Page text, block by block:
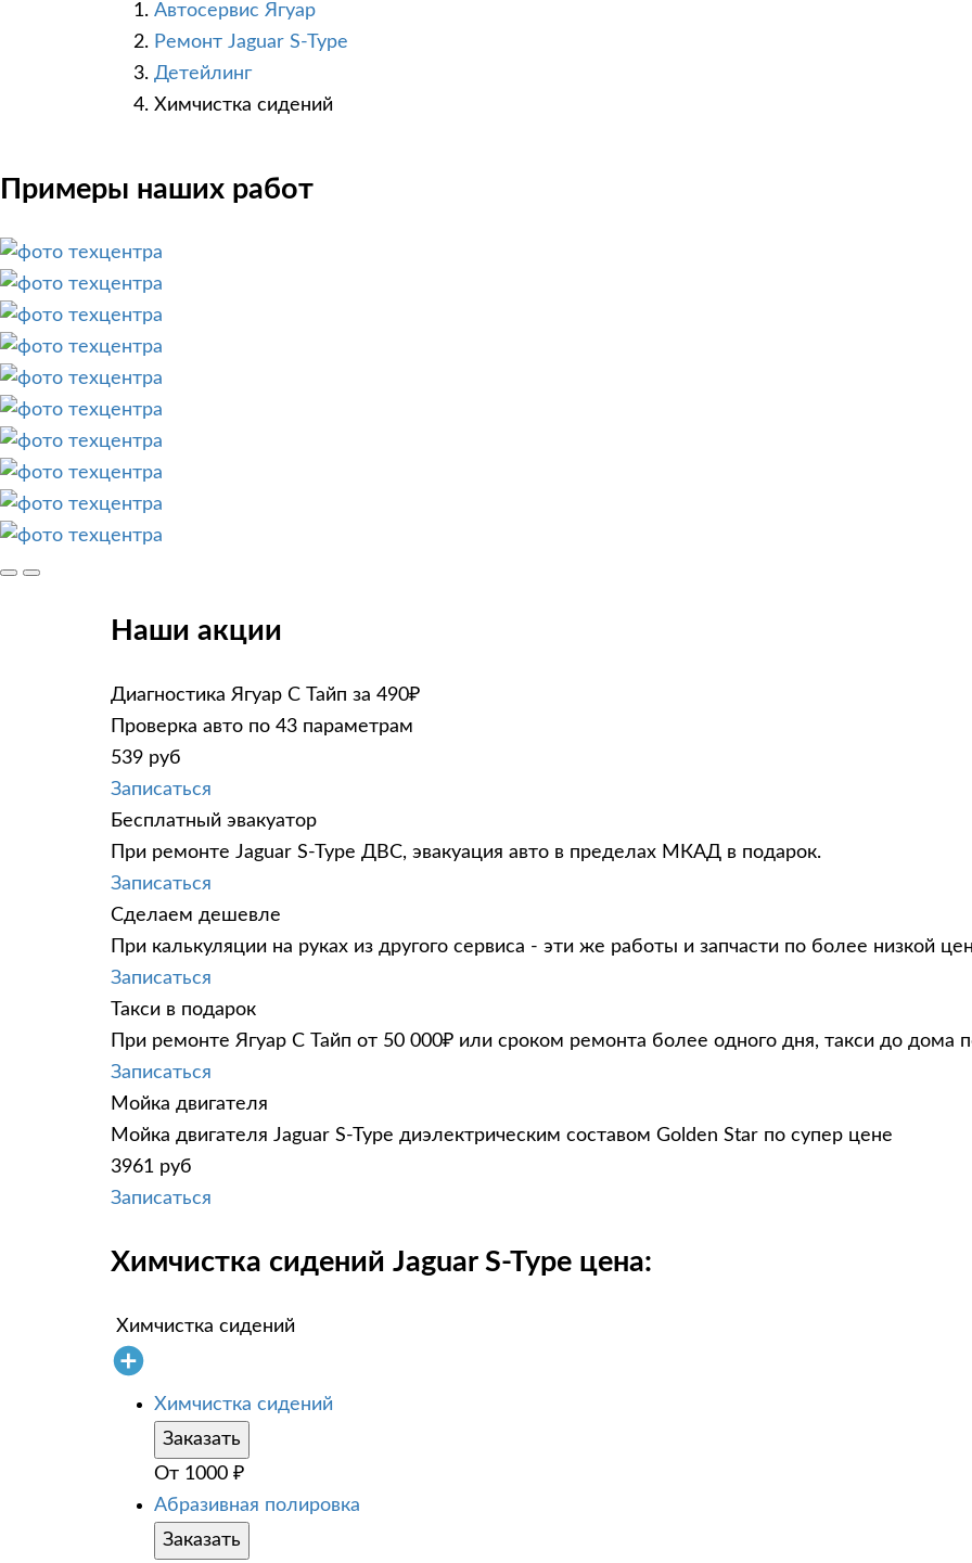
Автосервис Ягуар
Ремонт Jaguar S-Type
Детейлинг
Химчистка сидений
Примеры наших работ
Наши акции
Диагностика Ягуар С Тайп за 490₽
Проверка авто по 43 параметрам
539 руб
Записаться
Бесплатный эвакуатор
При ремонте Jaguar S-Type ДВС, эвакуация авто в пределах МКАД в подарок.
Записаться
Сделаем дешевле
При калькуляции на руках из другого сервиса - эти же работы и запчасти по более низкой
Записаться
Такси в подарок
При ремонте Ягуар С Тайп от 50 000₽ или сроком ремонта более одного дня, такси до дома
Записаться
Мойка двигателя
Мойка двигателя Jaguar S-Type диэлектрическим составом Golden Star по супер цене
3961 руб
Записаться
Химчистка сидений Jaguar S-Type цена:
Химчистка сидений
Химчистка сидений
Заказать
От 1000 ₽
Абразивная полировка
Заказать